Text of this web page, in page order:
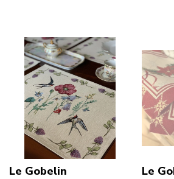
фарфор
историей
Le Gobelin Le